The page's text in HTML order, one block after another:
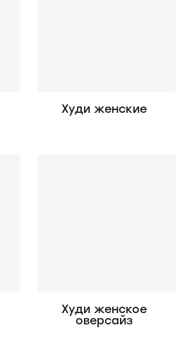
Худи женские
Худи женское
оверсайз